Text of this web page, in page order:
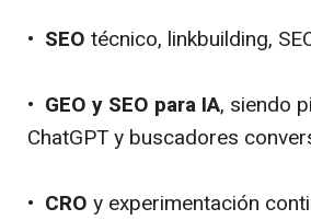
• SEO técnico, linkbuilding,
• GEO y SEO para IA, siendo
ChatGPT y buscadores
• CRO y experimentación